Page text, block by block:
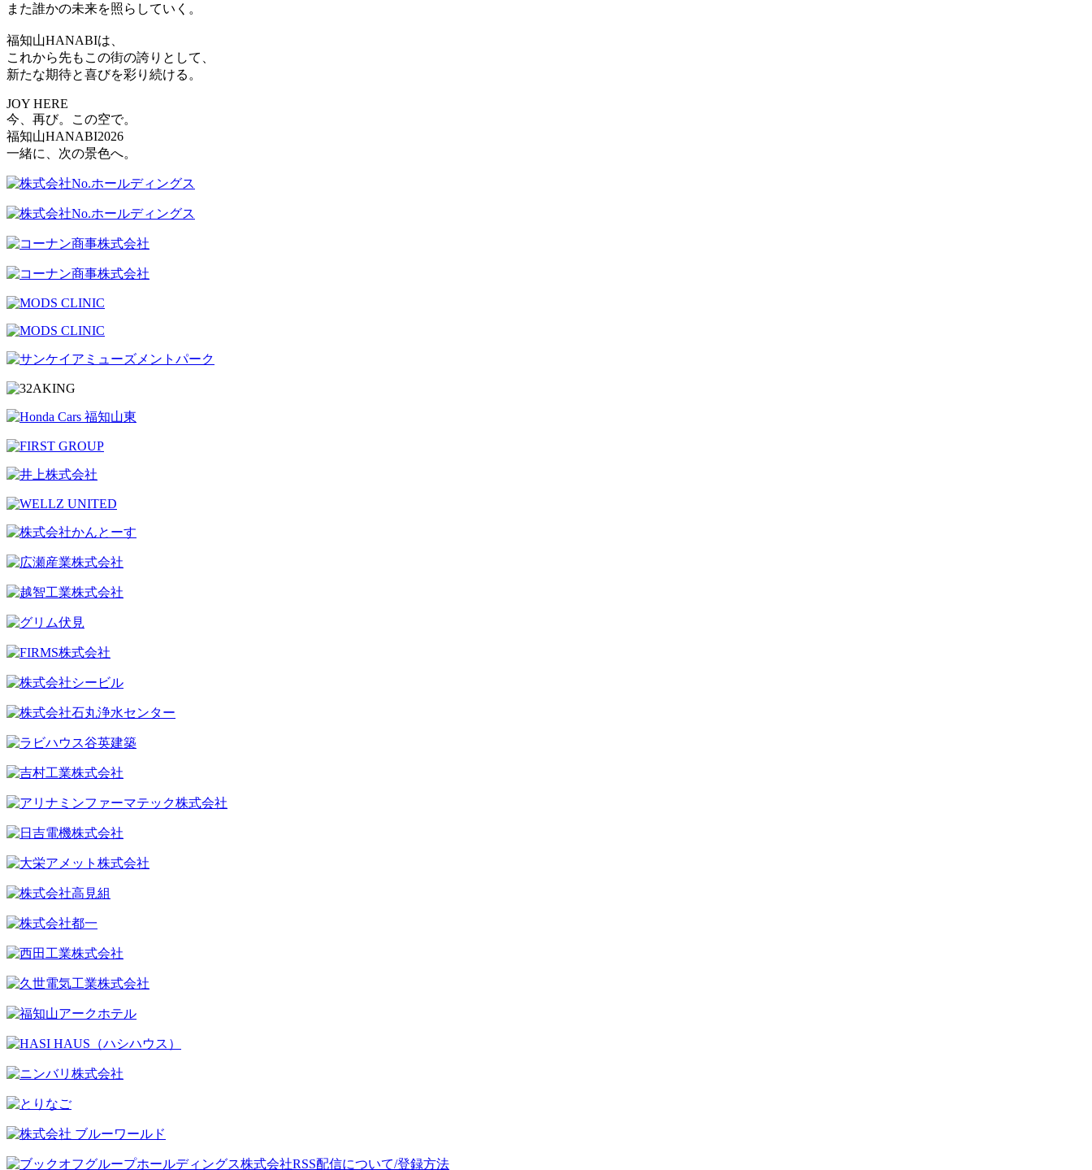
また誰かの未来を照らしていく。
福知山HANABIは、
これから先もこの街の誇りとして、
新たな期待と喜びを彩り続ける。
JOY HERE
今、再び。この空で。
福知山HANABI2026
一緒に、次の景色へ。